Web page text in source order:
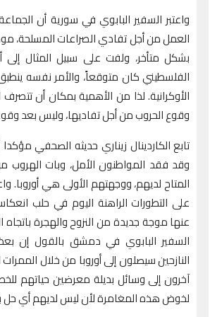
واعتبر السفير البابوي في سورية أن
العمل من أجل تفادي الصراعات المسلحة،
بشكل متأخر، ولفت على سبيل المثال إلى
الفلسطيني كان متوقعاً، والأمر نفسه
الأوكرانية. لذا من الأهمية بمكان أن
وقوع الحروب من أجل تفاديها، وليس بعد
تابع الكاردينال زيناري حديثه الصحفي
وقد فقد المواطنون الأمل، وبات الهروب من
المتاح لديهم، ووجهتهم الأولى هي أوروبا.
على التطورات الراهنة اليوم في حلب
عنها موجة جديدة من النزوح والهجرة باتجاه
السفير البابوي في دمشق بالقول إن
النازحين سيصلون إلى أوروبا من خلال الممرات
آخرون إلى وسائل بديلة معرضين حياتهم
لخوض هذه المغامرة لأن ليس لديهم أي حل